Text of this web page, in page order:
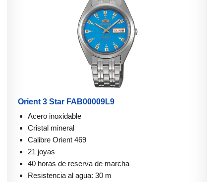
Orient 3 Star FAB00009L9
Acero inoxidable
Cristal mineral
Calibre Orient 469
21 joyas
40 horas de reserva de marcha
Resistencia al agua: 30 m